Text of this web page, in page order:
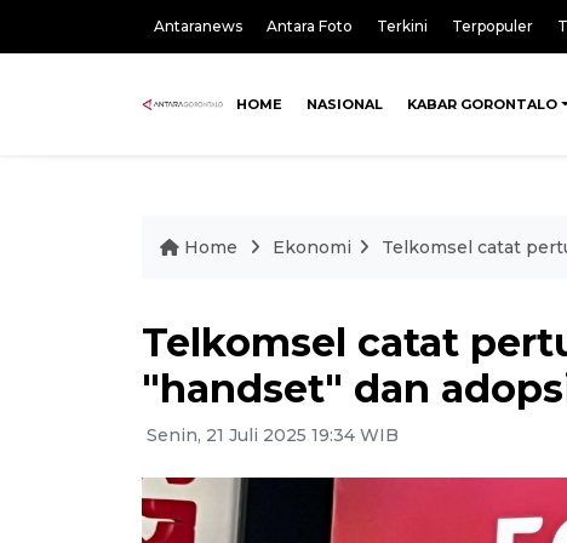
Antaranews Antara Foto Terkini Terpopuler
HOME NASIONAL KABAR GORONTALO
Home Ekonomi Telkomsel catat
Telkomsel catat
"handset" dan
Senin, 21 Juli 2025 19:34 WIB